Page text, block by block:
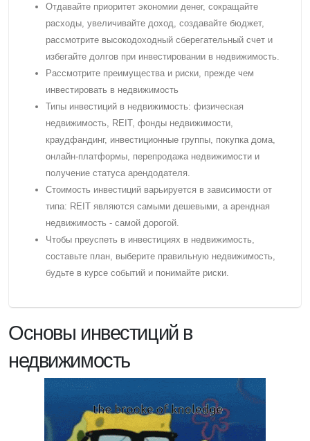
Отдавайте приоритет экономии денег, сокращайте
расходы, увеличивайте доход, создавайте бюджет,
рассмотрите высокодоходный сберегательный счет и
избегайте долгов при инвестировании в недвижимость.
Рассмотрите преимущества и риски, прежде чем
инвестировать в недвижимость
Типы инвестиций в недвижимость: физическая
недвижимость, REIT, фонды недвижимости,
краудфандинг, инвестиционные группы, покупка дома,
онлайн-платформы, перепродажа недвижимости и
получение статуса арендодателя.
Cтоимость инвестиций варьируется в зависимости от
типа: REIT являются самыми дешевыми, а арендная
недвижимость - самой дорогой.
Чтобы преуспеть в инвестициях в недвижимость,
составьте план, выберите правильную недвижимость,
будьте в курсе событий и понимайте риски.
Основы инвестиций в
недвижимость